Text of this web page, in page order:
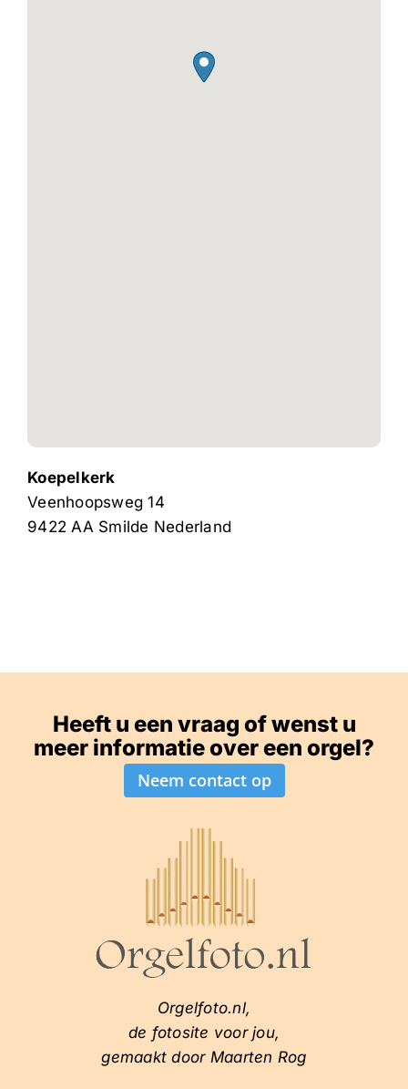
Koepelkerk
Veenhoopsweg 14
9422 AA Smilde Nederland
Heeft u een vraag of wenst u
meer informatie over een orgel?
Neem contact op
Orgelfoto.nl,
de fotosite voor jou,
gemaakt door Maarten Rog